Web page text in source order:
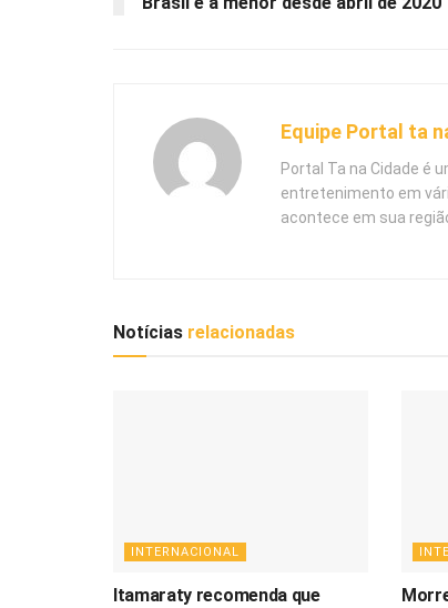
Equipe Portal ta
Portal Ta na Cidade é
entretenimento em
acontece em sua
Notícias relacionadas
INTERNACIONAL
Itamaraty recomenda que